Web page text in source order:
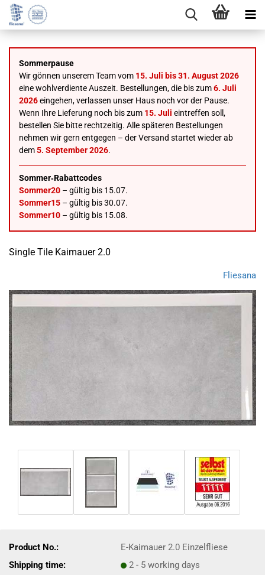
Sommerpause
Wir gönnen unserem Team vom 15. Juli bis 31. August 2026
eine wohlverdiente Auszeit. Bestellungen, die bis zum6. Juli
2026eingehen, verlassen unser Haus noch vor der Pause.
Wenn Ihre Lieferung noch bis zum 15. Juli eintreffen soll,
bestellen Sie bitte rechtzeitig. Alle späteren Bestellungen
nehmen wir gern entgegen – der Versand startet wieder ab
dem5. September 2026.
Sommer‑Rabattcodes
Sommer20 – gültig bis 15.07.
Sommer15 – gültig bis 30.07.
Sommer10 – gültig bis 15.08.
Single Tile Kaimauer 2.0
Fliesana
Product No.:
E-Kaimauer 2.0 Einzelfliese
Shipping time:
2 - 5 working days